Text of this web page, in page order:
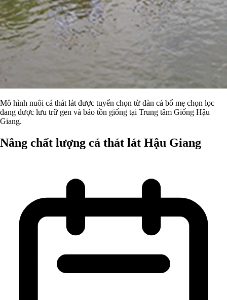
Mô hình nuôi cá thát lát được tuyển chọn từ đàn cá bố mẹ chọn lọc
đang được lưu trữ gen và bảo tồn giống tại Trung tâm Giống Hậu
Giang.
Nâng chất lượng cá thát lát Hậu Giang